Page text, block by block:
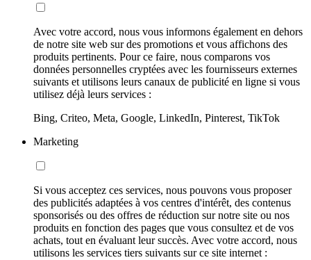
Avec votre accord, nous vous informons également en dehors
de notre site web sur des promotions et vous affichons des
produits pertinents. Pour ce faire, nous comparons vos
données personnelles cryptées avec les fournisseurs externes
suivants et utilisons leurs canaux de publicité en ligne si vous
utilisez déjà leurs services :
Bing, Criteo, Meta, Google, LinkedIn, Pinterest, TikTok
Marketing
Si vous acceptez ces services, nous pouvons vous proposer
des publicités adaptées à vos centres d'intérêt, des contenus
sponsorisés ou des offres de réduction sur notre site ou nos
produits en fonction des pages que vous consultez et de vos
achats, tout en évaluant leur succès. Avec votre accord, nous
utilisons les services tiers suivants sur ce site internet :